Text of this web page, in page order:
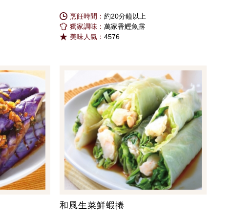
烹飪時間：約20分鐘以上
獨家調味：萬家香鰹魚露
美味人氣：4576
和風生菜鮮蝦捲